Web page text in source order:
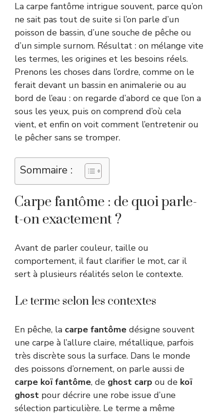
La carpe fantôme intrigue souvent, parce qu’on
ne sait pas tout de suite si l’on parle d’un
poisson de bassin, d’une souche de pêche ou
d’un simple surnom. Résultat : on mélange vite
les termes, les origines et les besoins réels.
Prenons les choses dans l’ordre, comme on le
ferait devant un bassin en animalerie ou au
bord de l’eau : on regarde d’abord ce que l’on a
sous les yeux, puis on comprend d’où cela
vient, et enfin on voit comment l’entretenir ou
le pêcher sans se tromper.
Sommaire :
Carpe fantôme : de quoi parle-
t-on exactement ?
Avant de parler couleur, taille ou
comportement, il faut clarifier le mot, car il
sert à plusieurs réalités selon le contexte.
Le terme selon les contextes
En pêche, la carpe fantôme désigne souvent
une carpe à l’allure claire, métallique, parfois
très discrète sous la surface. Dans le monde
des poissons d’ornement, on parle aussi de
carpe koï fantôme, de ghost carp ou de koï
ghost pour décrire une robe issue d’une
sélection particulière. Le terme a même